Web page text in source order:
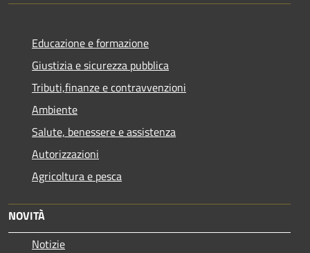
Educazione e formazione
Giustizia e sicurezza pubblica
Tributi,finanze e contravvenzioni
Ambiente
Salute, benessere e assistenza
Autorizzazioni
Agricoltura e pesca
NOVITÀ
Notizie